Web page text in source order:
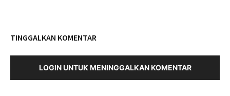
TINGGALKAN KOMENTAR
LOGIN UNTUK MENINGGALKAN KOMENTAR